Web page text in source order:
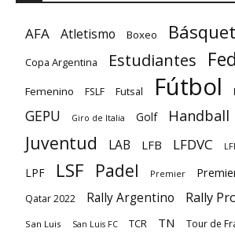
AFA Atletismo Boxeo Básquet
Copa Argentina Estudiantes
Femenino FSLF Futsal Fútbol
GEPU Giro de Italia Golf Handball
Juventud LAB LFB LFDVC
LPF LSF Padel Premier
Qatar 2022 Rally Argentino Rally
San Luis San Luis FC TCR TN Tour de